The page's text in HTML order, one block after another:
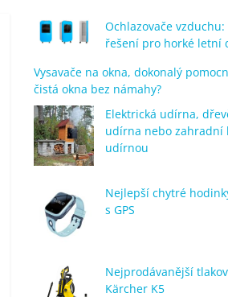
Ochlazovače
řešení pro horké letní
Vysavače na okna, dokonalý
čistá okna bez námahy?
Elektrická udírna,
udírna nebo zahradní
udírnou
Nejlepší chytré
s GPS
Nejprodávanější
Kärcher K5